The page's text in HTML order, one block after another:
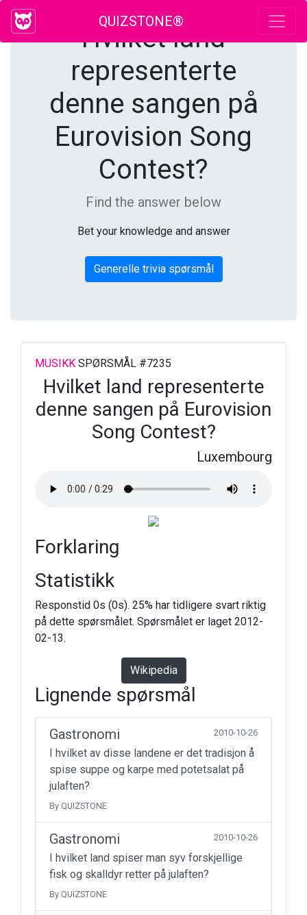
QUIZSTONE®
Hvilket land
representerte
denne sangen på
Eurovision Song
Contest?
Find the answer below
Bet your knowledge and answer
Generelle trivia spørsmål
MUSIKK SPØRSMÅL #7235
Hvilket land representerte
denne sangen på Eurovision
Song Contest?
Luxembourg
Forklaring
Statistikk
Responstid 0s (0s). 25% har tidligere svart riktig
på dette spørsmålet. Spørsmålet er laget 2012-
02-13.
Wikipedia
Lignende spørsmål
Gastronomi 2010-10-26
I hvilket av disse landene er det tradisjon å
spise suppe og karpe med potetsalat på
julaften?
By QUIZSTONE
Gastronomi 2010-10-26
I hvilket land spiser man syv forskjellige
fisk og skalldyr retter på julaften?
By QUIZSTONE